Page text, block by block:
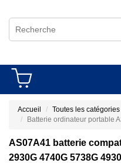
Accueil Toutes les catégories
Batterie ordinateur portable
AS07A41 batterie
2930G 4740G 5738G